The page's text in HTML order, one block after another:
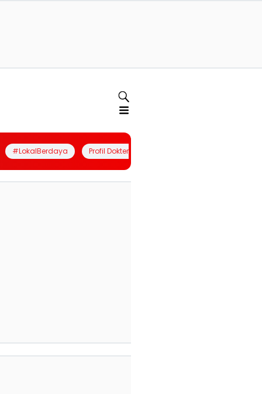
#LokalBerdaya Profil Dokter